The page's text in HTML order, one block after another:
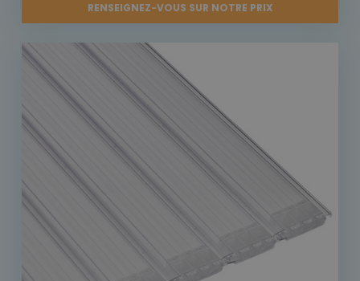
RENSEIGNEZ-VOUS SUR NOTRE PRIX